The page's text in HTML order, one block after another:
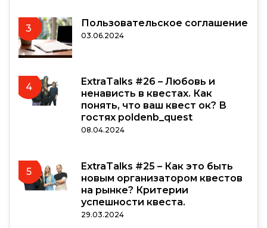
3 Пользовательское соглашение
03.06.2024
4
ExtraTalks #26 – Любовь и
ненависть в квестах. Как
понять, что ваш квест ок? В
гостях poldenb_quest
08.04.2024
5
ExtraTalks #25 – Как это быть
новым организатором квестов
на рынке? Критерии
успешности квеста.
29.03.2024